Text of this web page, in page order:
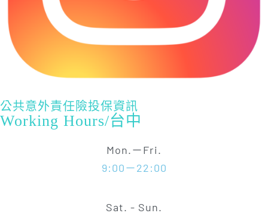
公共意外責任險投保資訊
Working Hours/台中
Mon.－Fri.
9:00－22:00
Sat. - Sun.